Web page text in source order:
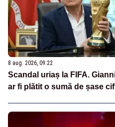
8 aug. 2026, 09:22
Scandal uriaș la FIFA.
ar fi plătit o sumă de șase